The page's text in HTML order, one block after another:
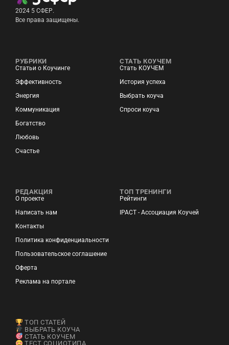
2024 5 СФЕР.
Все права защищены.
РУБРИКИ
Статьи о Коучинге
Эффективность
Энергия
Коммуникация
Богатство
Любовь
Счастье
СТАТЬ КОУЧЕМ
Стать КОУЧЕМ
История успеха
Выбрать коуча
Спроси коуча
РЕДАКЦИЯ
О проекте
Написать нам
Контакты
Политика конфиденциальности
Пользовательское соглашение
Оферта
Реклама на портале
ТОП ТРЕНИНГИ
Рейтинги
IPACT - Ассоциация Коучей
ТОП СТАТЕЙ
ВЫБРАТЬ КОУЧА
СТАТЬ КОУЧЕМ
ТЕСТ СОЦИОТИПА